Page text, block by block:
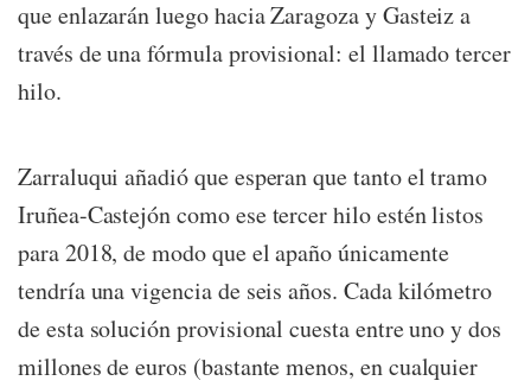
que enlazarán luego hacia Zaragoza y Gasteiz a
través de una fórmula provisional: el llamado tercer
hilo.
Zarraluqui añadió que esperan que tanto el tramo
Iruñea-Castejón como ese tercer hilo estén listos
para 2018, de modo que el apaño únicamente
tendría una vigencia de seis años. Cada kilómetro
de esta solución provisional cuesta entre uno y dos
millones de euros (bastante menos, en cualquier